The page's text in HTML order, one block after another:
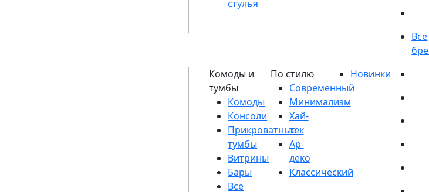
Комоды
Консоли
Прикроватные
тумбы
Витрины
Бары